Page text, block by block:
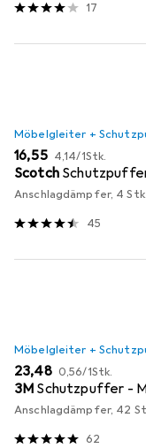
17
Möbelgleiter +
EUR
16,55 EUR
4,14/1Stk.
Scotch
Anschlagdämpfer, 4 Stk.
45
Möbelgleiter +
EUR
23,48 EUR
0,56/1Stk.
3M Schutzpuffer -
Anschlagdämpfer, 42
62